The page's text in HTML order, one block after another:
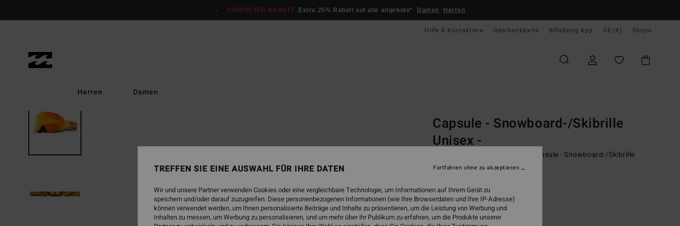
DOPPELTER RABATT Extra 25% Rabatt auf alle angebote* Damen Herren
Hilfe & Kontaktiere Geschenkkarte Billabong App DE (€) Shops
Herren Damen
Capsule - Snowboard-/Skibrille
Unisex -
Vonzipper AZYTG00123</br>Capsule - Snowboard-/Skibrille
Unisex
210,00 € 63%
78,75 €
SALE
TREFFEN SIE EINE AUSWAHL FÜR IHRE DATEN
Wir und unsere Partner verwenden Cookies oder eine vergleichbare Technologie, um Informationen auf Ihrem Gerät zu
speichern und/oder darauf zuzugreifen. Diese personenbezogenen Informationen (wie Ihre Browserdaten und Ihre IP-Adresse)
können verwendet werden, um Ihnen personalisierte Beiträge und Inhalte zu präsentieren, um die Leistung von Werbung und
Inhalten zu messen, um Werbung zu personalisieren, und um mehr über ihr Publikum zu erfahren, um die Produkte unserer
Fortfahren ohne zu akzeptieren